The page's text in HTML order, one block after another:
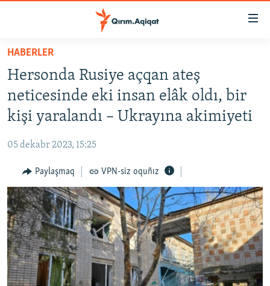
Esas
qaytmaq
Baş
navigatsiyağa
qaytmaq
Qıdıruvğa
İQTİSADİYAT
MEDENİYET
İNSAN AQLARI
VİDEO
SÜRET
BLOGLAR
FİKİR
HABERLER
Hersonda Rusiye açqan ateş
neticesinde eki insan elâk oldı, bir
kişi yaralandı – Ukrayına akimiyeti
05 dekabr 2023, 15:25
Paylaşmaq VPN-siz oquñız